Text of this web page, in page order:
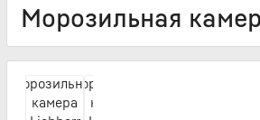
Морозильная